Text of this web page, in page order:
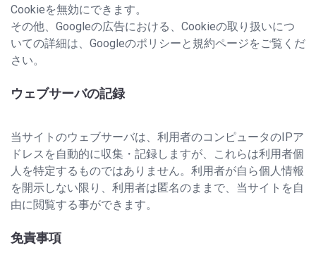
Cookieを無効にできます。
その他、Googleの広告における、Cookieの取り扱いにつ
いての詳細は、Googleのポリシーと規約ページをご覧くだ
さい。
ウェブサーバの記録
当サイトのウェブサーバは、利用者のコンピュータのIPア
ドレスを自動的に収集・記録しますが、これらは利用者個
人を特定するものではありません。利用者が自ら個人情報
を開示しない限り、利用者は匿名のままで、当サイトを自
由に閲覧する事ができます。
免責事項